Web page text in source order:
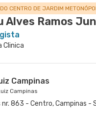
DO CENTRO DE JARDIM
Alves Ramos
Clinica
Campinas
Campinas
863 - Centro, Campinas -